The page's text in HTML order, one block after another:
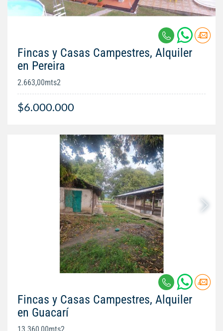
Fincas y Casas Campestres, Alquiler
en Pereira
2.663,00mts2
$6.000.000
Fincas y Casas Campestres, Alquiler
en Guacarí